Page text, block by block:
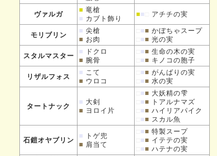
ヴァルガ
■ 竜槍
■ カブト飾り
■■ アチチの実
モリブリン
■ 尖槍
■ お肉
■■ かぼちゃスープ
■■ 光の実
スタルマスター
■
ドクロ
■ 腕骨
■■ 生命の木の実
■■ キノコの胞子
リザルフォス
■ こて
■ ウロコ
■■ がんばりの実
■■ 水の実
タートナック
■ 大剣
■ ヨロイ片
■■ 大妖精の雫
■■ トアルナマズ
■■ ハイリアパイク
■■ スカル魚
石鎧オヤブリン
■
トゲ兜
■ 肩当て
■■ 特製スープ
■■ イテテの実
■■ ハテナの実